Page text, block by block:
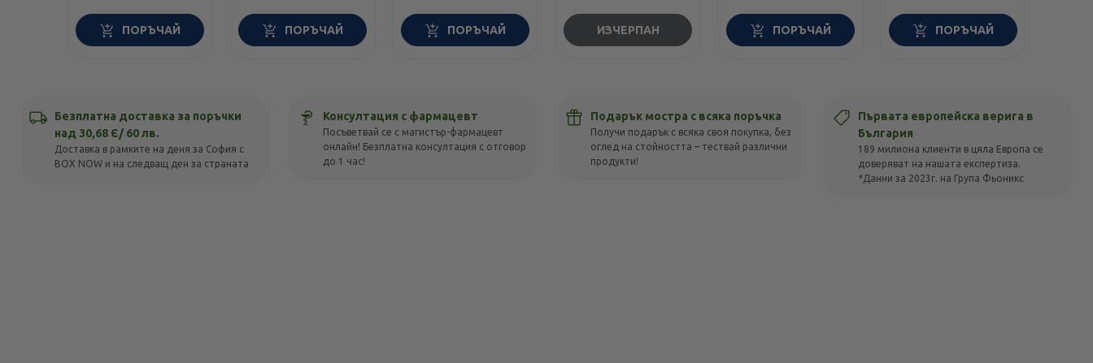
ПОРЪЧАЙ ПОРЪЧАЙ ПОРЪЧАЙ ИЗЧЕРПАН ПОРЪЧАЙ ПОРЪЧАЙ
Безплатна доставка за поръчки
над 30,68 Є/ 60 лв.
Доставка в рамките на деня за София с
BOX NOW и на следващ ден за страната
Консултация с фармацевт
Посъветвай се с магистър-фармацевт
онлайн! Безплатна консултация с отговор
до 1 час!
Подарък мостра с всяка поръчка
Получи подарък с всяка своя покупка, без
оглед на стойността – тествай различни
продукти!
Първата европейска верига в
България
189 милиона клиенти в цяла Европа се
доверяват на нашата експертиза.
*Данни за 2023г. на Група Фьоникс